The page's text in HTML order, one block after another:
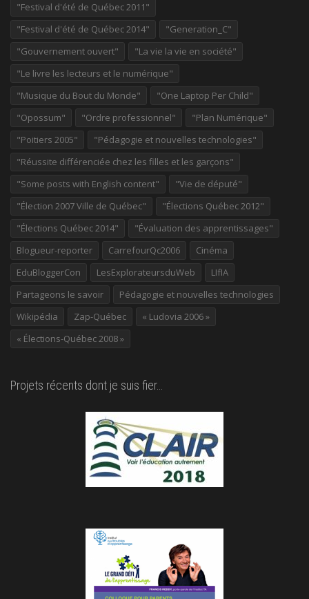
"Festival d'été de Québec 2011"
"Festival d'été de Québec 2014"
"Generation_C"
"Gouvernement ouvert"
"La vie la vie en société"
"Le livre les lecteurs et le numérique"
"Musique du Bout du Monde"
"One Laptop Per Child"
"Opossum"
"Ordre professionnel"
"Plan Numérique"
"Poitiers 2005"
"Pédagogie et nouvelles technologies"
"Réussite différenciée chez les filles et les garçons"
"Some posts with English content"
"Vie de député"
"Élection 2007 Ville de Québec"
"Élections Québec 2012"
"Élections Québec 2014"
"Évaluation des apprentissages"
Blogueur-reporter
CarrefourQc2006
Cinéma
EduBloggerCon
LesExplorateursduWeb
LIfIA
Partageons le savoir
Pédagogie et nouvelles technologies
Wikipédia
Zap-Québec
« Ludovia 2006 »
« Élections-Québec 2008 »
Projets récents dont je suis fier…